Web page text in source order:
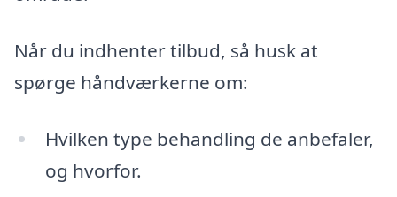
Når du indhenter tilbud, så husk at
spørge håndværkerne om:
Hvilken type behandling de anbefaler,
og hvorfor.